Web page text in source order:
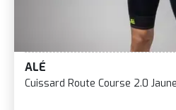
ALÉ
Cuissard Route Course 2.0